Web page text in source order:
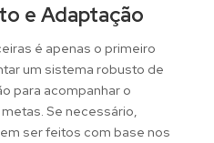
e Adaptação
é apenas o primeiro
um sistema robusto de
para acompanhar o
Se necessário,
ser feitos com base nos